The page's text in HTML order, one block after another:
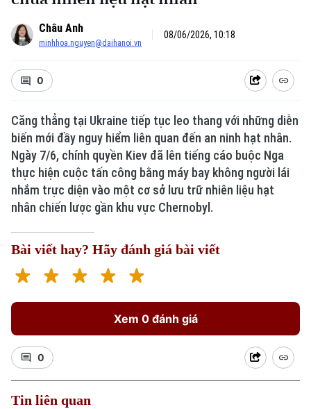
Châu Anh
minhhoa.nguyen@daihanoi.vn
08/06/2026, 10:18
0
Căng thẳng tại Ukraine tiếp tục leo thang với những diễn
biến mới đầy nguy hiểm liên quan đến an ninh hạt nhân.
Ngày 7/6, chính quyền Kiev đã lên tiếng cáo buộc Nga
thực hiện cuộc tấn công bằng máy bay không người lái
nhắm trực diện vào một cơ sở lưu trữ nhiên liệu hạt
nhân chiến lược gần khu vực Chernobyl.
Bài viết hay? Hãy đánh giá bài viết
Xem 0 đánh giá
0
Tin liên quan